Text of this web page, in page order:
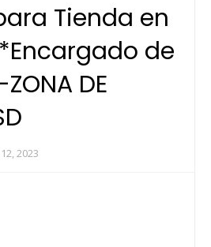
Tienda en
de
DE
2023